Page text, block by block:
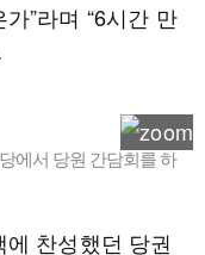
”라며 “6시간 만
에서 당원 간담회를 하
찬성했던 당권